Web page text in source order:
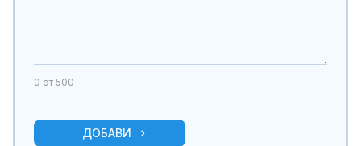
0 от 500
ДОБАВИ